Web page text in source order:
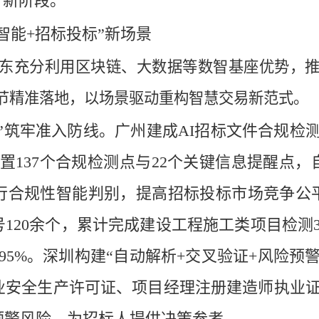
能+招标投标”新场景
充分利用区块链、大数据等数智基座优势，
准落地，以场景驱动重构智慧交易新范式。
筑牢准入防线。广州建成AI招标文件合规检
137个合规检测点与22个关键信息提醒点
规性智能判别，提高招标投标市场竞争公
余个，累计完成建设工程施工类项目检测
。深圳构建“自动解析+交叉验证+风险预
全生产许可证、项目经理注册建造师执业